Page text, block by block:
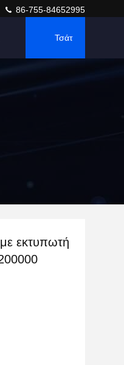
86-755-84652995
Τσάτ
εκτυπωτή